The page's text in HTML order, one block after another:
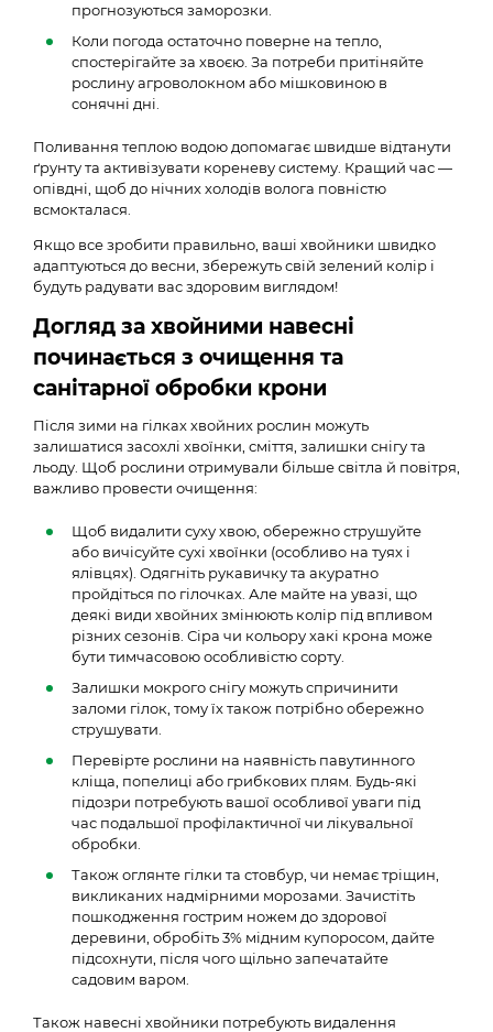
прогнозуються заморозки.
Коли погода остаточно поверне на тепло,
спостерігайте за хвоєю. За потреби притіняйте
рослину агроволокном або мішковиною в
сонячні дні.
Поливання теплою водою допомагає швидше відтанути
ґрунту та активізувати кореневу систему. Кращий час —
опівдні, щоб до нічних холодів волога повністю
всмокталася.
Якщо все зробити правильно, ваші хвойники швидко
адаптуються до весни, збережуть свій зелений колір і
будуть радувати вас здоровим виглядом!
Догляд за хвойними навесні
починається з очищення та
санітарної обробки крони
Після зими на гілках хвойних рослин можуть
залишатися засохлі хвоїнки, сміття, залишки снігу та
льоду. Щоб рослини отримували більше світла й повітря,
важливо провести очищення:
Щоб видалити суху хвою, обережно струшуйте
або вичісуйте сухі хвоїнки (особливо на туях і
ялівцях). Одягніть рукавичку та акуратно
пройдіться по гілочках. Але майте на увазі, що
деякі види хвойних змінюють колір під впливом
різних сезонів. Сіра чи кольору хакі крона може
бути тимчасовою особливістю сорту.
Залишки мокрого снігу можуть спричинити
заломи гілок, тому їх також потрібно обережно
струшувати.
Перевірте рослини на наявність павутинного
кліща, попелиці або грибкових плям. Будь-які
підозри потребують вашої особливої уваги під
час подальшої профілактичної чи лікувальної
обробки.
Також оглянте гілки та стовбур, чи немає тріщин,
викликаних надмірними морозами. Зачистіть
пошкодження гострим ножем до здорової
деревини, обробіть 3% мідним купоросом, дайте
підсохнути, після чого щільно запечатайте
садовим варом.
Також навесні хвойники потребують видалення